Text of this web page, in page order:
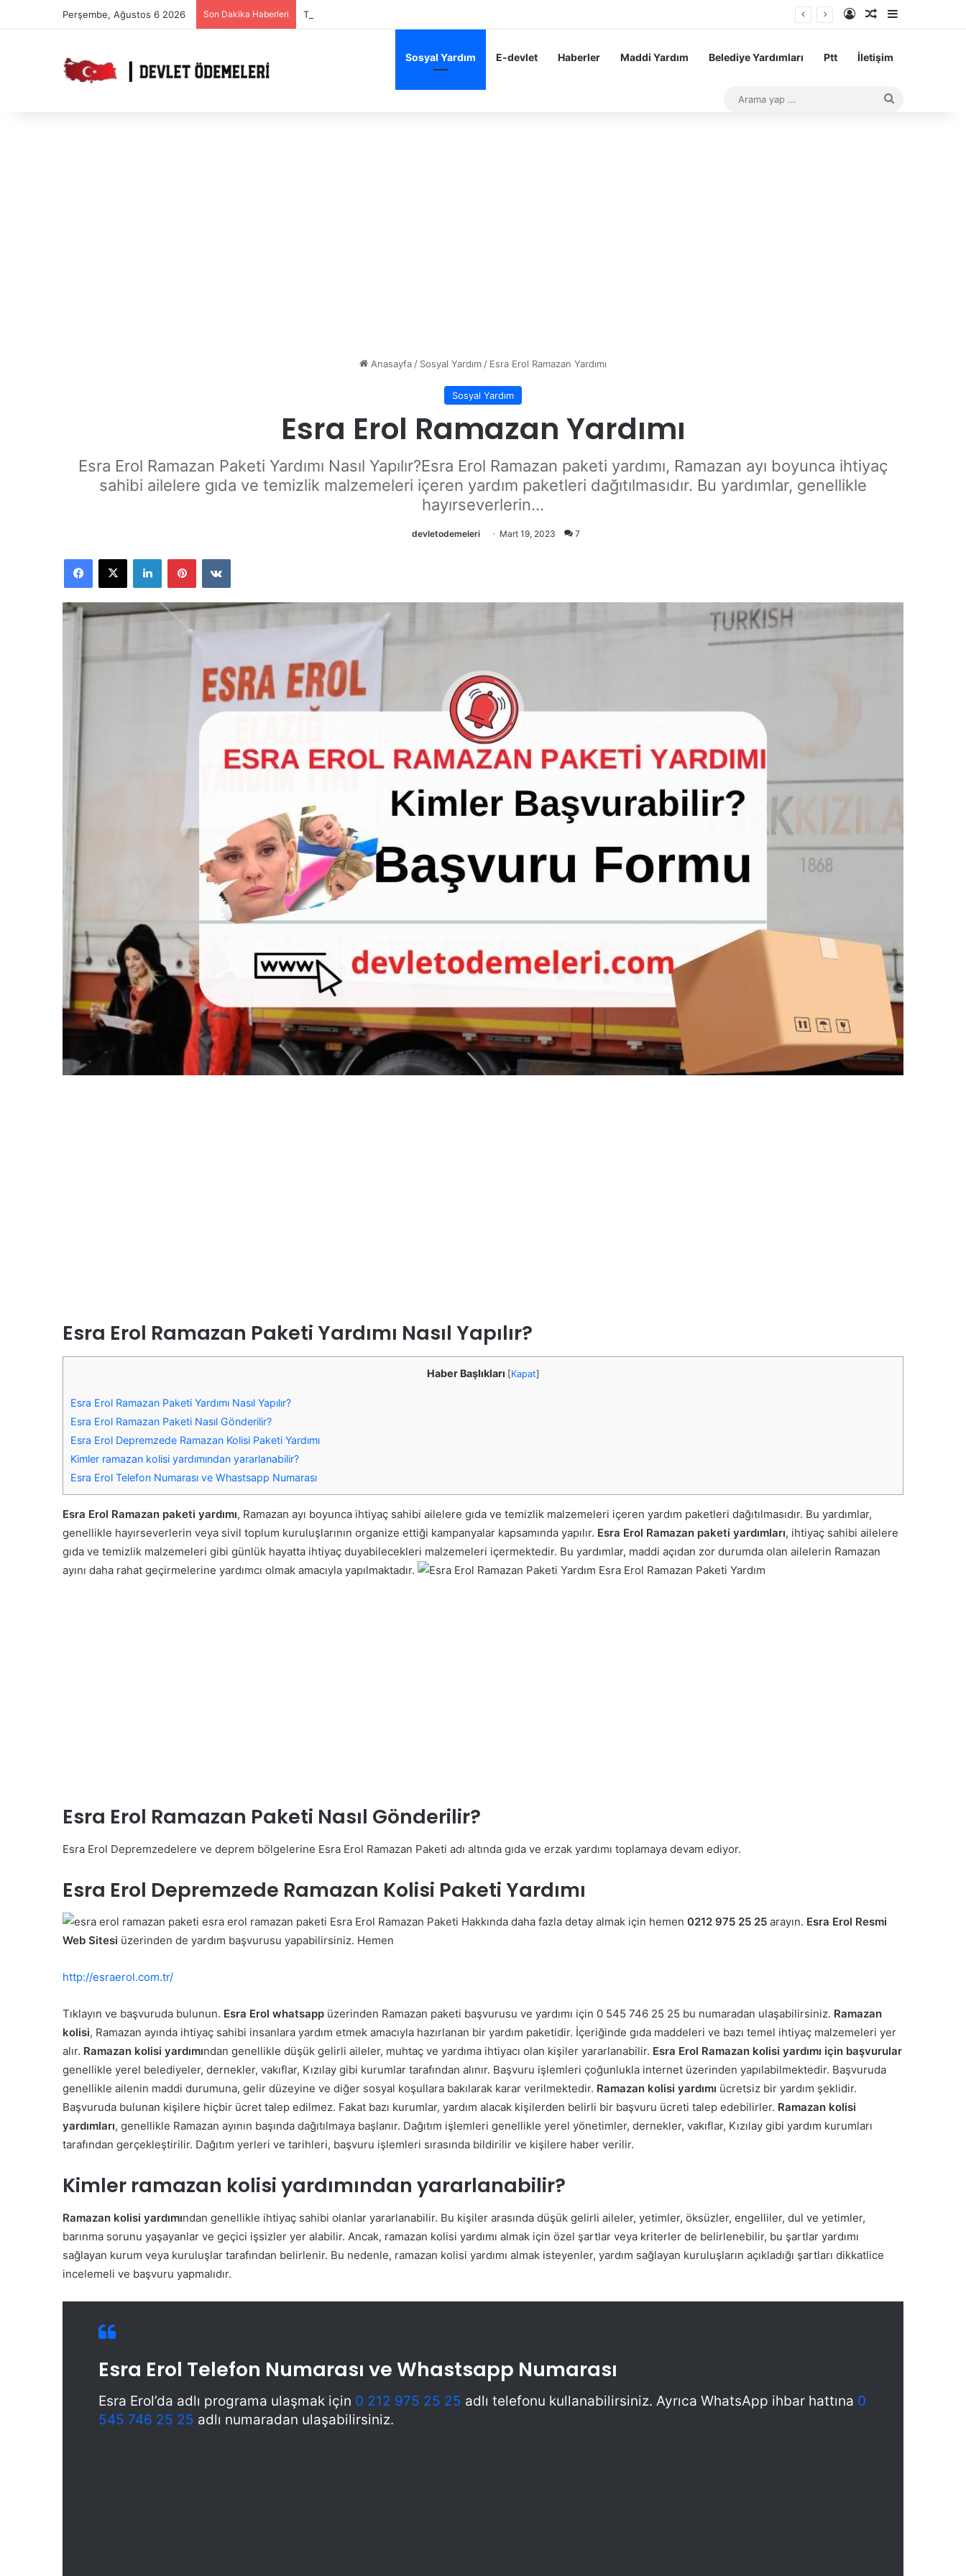
Perşembe, Ağustos 6 2026 Son Dakika Haberleri Takdir Teşekkür Alan Öğrenciler Hemen Başvursun 10 BİN 200 TL Karne Parası Başarı Teşvik Ödemesi Kayıt OlRastgele Makale
Sosyal Yardım E-devlet Haberler Maddi Yardım Belediye Yardımları Ptt İletişim
Anasayfa / Sosyal Yardım / Esra Erol Ramazan Yardımı
Sosyal Yardım
Esra Erol Ramazan Yardımı
Esra Erol Ramazan Paketi Yardımı Nasıl Yapılır?Esra Erol Ramazan paketi yardımı, Ramazan ayı boyunca ihtiyaç
sahibi ailelere gıda ve temizlik malzemeleri içeren yardım paketleri dağıtılmasıdır. Bu yardımlar, genellikle
hayırseverlerin...
devletodemeleri Mart 19, 2023 7
Esra Erol Ramazan Paketi Yardımı Nasıl Yapılır?
Haber Başlıkları [Kapat]
Esra Erol Ramazan Paketi Yardımı Nasıl Yapılır?
Esra Erol Ramazan Paketi Nasıl Gönderilir?
Esra Erol Depremzede Ramazan Kolisi Paketi Yardımı
Kimler ramazan kolisi yardımından yararlanabilir?
Esra Erol Telefon Numarası ve Whastsapp Numarası
Esra Erol Ramazan paketi yardımı, Ramazan ayı boyunca ihtiyaç sahibi ailelere gıda ve temizlik malzemeleri içeren yardım paketleri dağıtılmasıdır. Bu yardımlar,
genellikle hayırseverlerin veya sivil toplum kuruluşlarının organize ettiği kampanyalar kapsamında yapılır. Esra Erol Ramazan paketi yardımları, ihtiyaç sahibi ailelere
gıda ve temizlik malzemeleri gibi günlük hayatta ihtiyaç duyabilecekleri malzemeleri içermektedir. Bu yardımlar, maddi açıdan zor durumda olan ailelerin Ramazan
ayını daha rahat geçirmelerine yardımcı olmak amacıyla yapılmaktadır.
Esra Erol Ramazan Paketi Yardım
Esra Erol Ramazan Paketi Nasıl Gönderilir?
Esra Erol Depremzedelere ve deprem bölgelerine Esra Erol Ramazan Paketi adı altında gıda ve erzak yardımı toplamaya devam ediyor.
Esra Erol Depremzede Ramazan Kolisi Paketi Yardımı
esra erol ramazan paketi Esra Erol Ramazan Paketi Hakkında daha fazla detay almak için hemen 0212 975 25 25 arayın. Esra Erol Resmi
Web Sitesi üzerinden de yardım başvurusu yapabilirsiniz. Hemen
http://esraerol.com.tr/
Tıklayın ve başvuruda bulunun. Esra Erol whatsapp üzerinden Ramazan paketi başvurusu ve yardımı için 0 545 746 25 25 bu numaradan ulaşabilirsiniz. Ramazan
kolisi, Ramazan ayında ihtiyaç sahibi insanlara yardım etmek amacıyla hazırlanan bir yardım paketidir. İçeriğinde gıda maddeleri ve bazı temel ihtiyaç malzemeleri yer
alır. Ramazan kolisi yardımından genellikle düşük gelirli aileler, muhtaç ve yardıma ihtiyacı olan kişiler yararlanabilir. Esra Erol Ramazan kolisi yardımı için başvurular
genellikle yerel belediyeler, dernekler, vakıflar, Kızılay gibi kurumlar tarafından alınır. Başvuru işlemleri çoğunlukla internet üzerinden yapılabilmektedir. Başvuruda
genellikle ailenin maddi durumuna, gelir düzeyine ve diğer sosyal koşullara bakılarak karar verilmektedir. Ramazan kolisi yardımı ücretsiz bir yardım şeklidir.
Başvuruda bulunan kişilere hiçbir ücret talep edilmez. Fakat bazı kurumlar, yardım alacak kişilerden belirli bir başvuru ücreti talep edebilirler. Ramazan kolisi
yardımları, genellikle Ramazan ayının başında dağıtılmaya başlanır. Dağıtım işlemleri genellikle yerel yönetimler, dernekler, vakıflar, Kızılay gibi yardım kurumları
tarafından gerçekleştirilir. Dağıtım yerleri ve tarihleri, başvuru işlemleri sırasında bildirilir ve kişilere haber verilir.
Kimler ramazan kolisi yardımından yararlanabilir?
Ramazan kolisi yardımından genellikle ihtiyaç sahibi olanlar yararlanabilir. Bu kişiler arasında düşük gelirli aileler, yetimler, öksüzler, engelliler, dul ve yetimler,
barınma sorunu yaşayanlar ve geçici işsizler yer alabilir. Ancak, ramazan kolisi yardımı almak için özel şartlar veya kriterler de belirlenebilir, bu şartlar yardımı
sağlayan kurum veya kuruluşlar tarafından belirlenir. Bu nedenle, ramazan kolisi yardımı almak isteyenler, yardım sağlayan kuruluşların açıkladığı şartları dikkatlice
incelemeli ve başvuru yapmalıdır.
Esra Erol Telefon Numarası ve Whastsapp Numarası
Esra Erol’da adlı programa ulaşmak için 0 212 975 25 25 adlı telefonu kullanabilirsiniz. Ayrıca WhatsApp ihbar hattına 0
545 746 25 25 adlı numaradan ulaşabilirsiniz.